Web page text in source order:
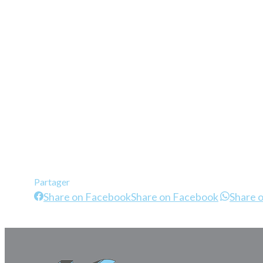
Partager
Share on FacebookShare on Facebook Share